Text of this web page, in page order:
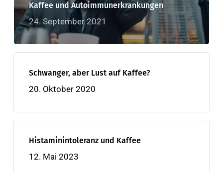
Kaffee und Autoimmunerkrankungen
24. September 2021
Schwanger, aber Lust auf Kaffee?
20. Oktober 2020
Histaminintoleranz und Kaffee
12. Mai 2023